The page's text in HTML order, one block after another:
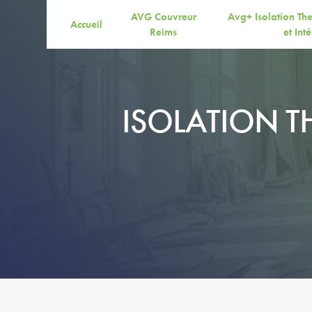
Accueil
AVG Couvreur
Reims
Avg+ Isolation
et
ISOLATION